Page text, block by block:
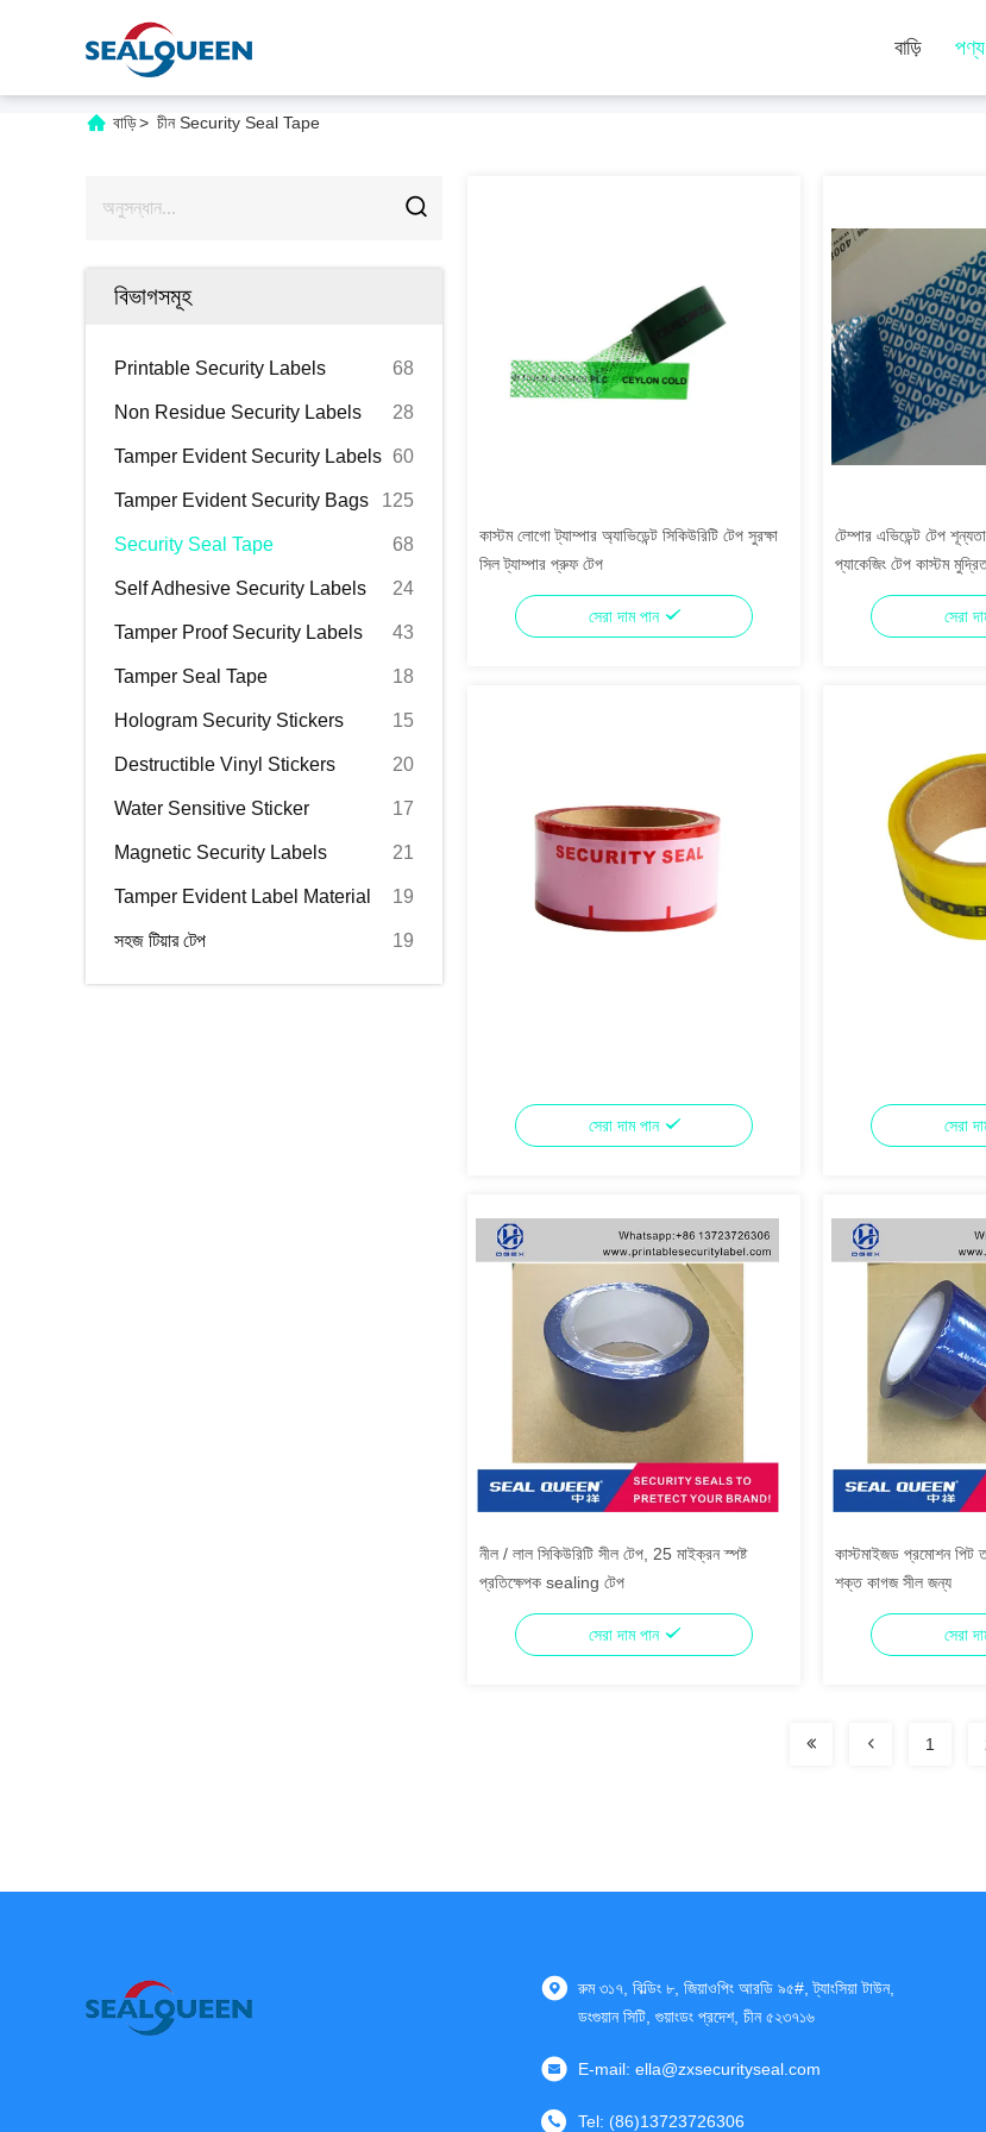
বাড়ি পণ্য
বাড়ি> চীন Security Seal Tape
বিভাগসমূহ
Printable Security Labels 68
Non Residue Security Labels 28
Tamper Evident Security Labels 60
Tamper Evident Security Bags 125
Security Seal Tape 68
Self Adhesive Security Labels 24
Tamper Proof Security Labels 43
Tamper Seal Tape 18
Hologram Security Stickers 15
Destructible Vinyl Stickers 20
Water Sensitive Sticker 17
Magnetic Security Labels 21
Tamper Evident Label Material 19
সহজ টিয়ার টেপ 19
কাস্টম লোগো ট্যাম্পার অ্যাভিডেন্ট সিকিউরিটি টেপ সুরক্ষা
সিল ট্যাম্পার প্রুফ টেপ
সেরা দাম পান
টেম্পার এভিডেন্ট টেপ শূন্যতা
প্যাকেজিং টেপ কাস্টম
সেরা
সেরা দাম পান সেরা
নীল / লাল সিকিউরিটি সীল টেপ, 25 মাইক্রন স্পষ্ট
প্রতিক্ষেপক sealing টেপ
সেরা দাম পান
কাস্টমাইজড প্রমোশন পিট
শক্ত কাগজ সীল জন্য
সেরা
1
রুম ৩১৭, বিল্ডিং ৮, জিয়াওপিং আরডি ৯৫#, ট্যাংসিয়া টাউন,
ডংগুয়ান সিটি, গুয়াংডং প্রদেশ, চীন ৫২৩৭১৬
E-mail: ella@zxsecurityseal.com
Tel: (86)13723726306